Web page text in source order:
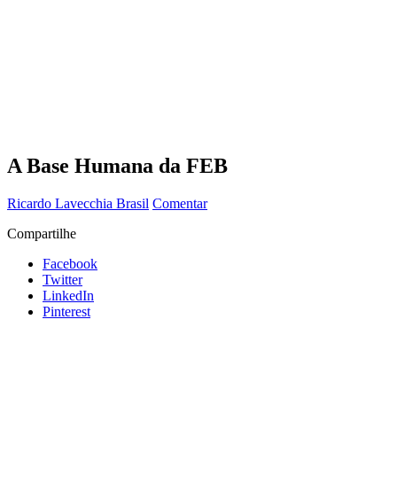
A Base Humana da FEB
Ricardo Lavecchia Brasil Comentar
Compartilhe
Facebook
Twitter
LinkedIn
Pinterest